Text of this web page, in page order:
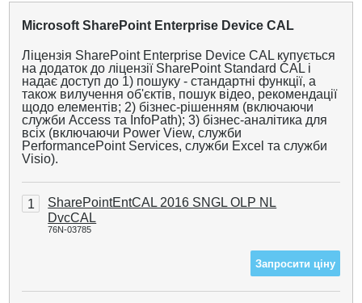
Microsoft SharePoint Enterprise Device CAL
Ліцензія SharePoint Enterprise Device CAL купується
на додаток до ліцензії SharePoint Standard CAL і
надає доступ до 1) пошуку - стандартні функції, а
також вилучення об'єктів, пошук відео, рекомендації
щодо елементів; 2) бізнес-рішенням (включаючи
служби Access та InfoPath); 3) бізнес-аналітика для
всіх (включаючи Power View, служби
PerformancePoint Services, служби Excel та служби
Visio).
1
SharePointEntCAL 2016 SNGL OLP NL
DvcCAL
76N-03785
Запросити ціну